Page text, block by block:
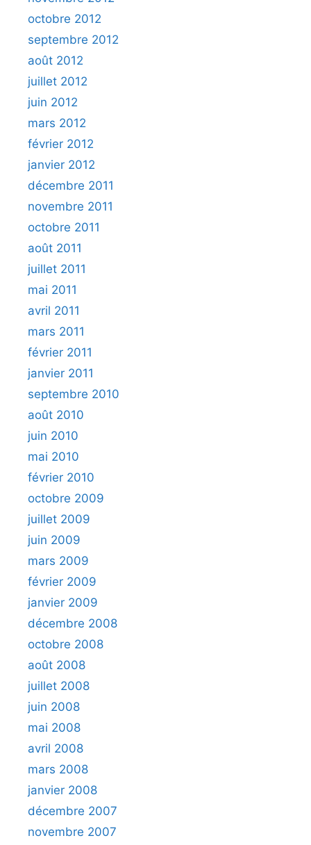
octobre 2012
septembre 2012
août 2012
juillet 2012
juin 2012
mars 2012
février 2012
janvier 2012
décembre 2011
novembre 2011
octobre 2011
août 2011
juillet 2011
mai 2011
avril 2011
mars 2011
février 2011
janvier 2011
septembre 2010
août 2010
juin 2010
mai 2010
février 2010
octobre 2009
juillet 2009
juin 2009
mars 2009
février 2009
janvier 2009
décembre 2008
octobre 2008
août 2008
juillet 2008
juin 2008
mai 2008
avril 2008
mars 2008
janvier 2008
décembre 2007
novembre 2007